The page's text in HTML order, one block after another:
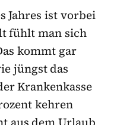
Jahres ist vorbei
fühlt man sich
kommt gar
jüngst das
Krankenkasse
kehren